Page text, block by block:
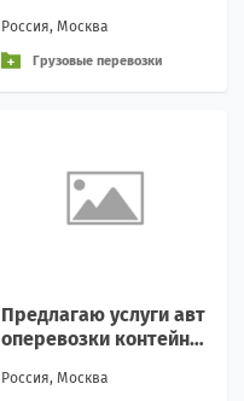
Россия, Москва
Грузовые перевозки
Предлагаю услуги авт
оперевозки контейне
Россия, Москва